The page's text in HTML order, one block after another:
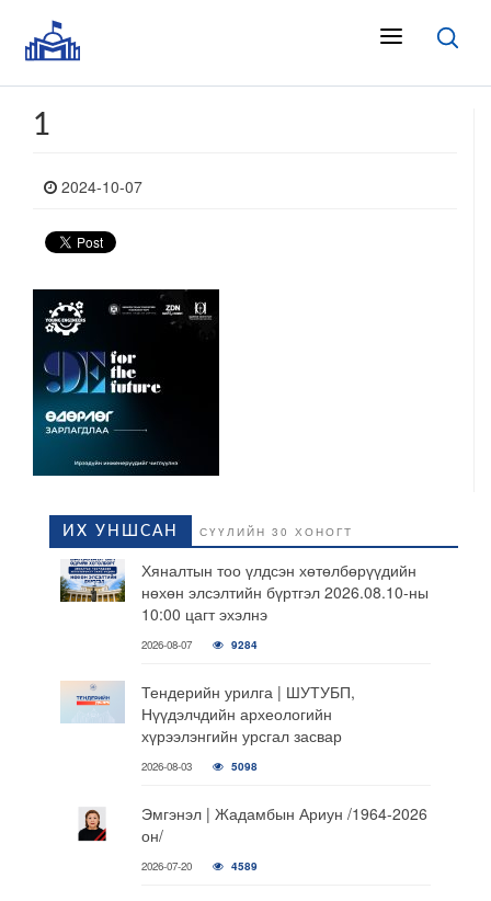
1
2024-10-07
ИХ УНШСАН СҮҮЛИЙН 30 ХОНОГТ
Хяналтын тоо үлдсэн хөтөлбөрүүдийн
нөхөн элсэлтийн бүртгэл 2026.08.10-ны
10:00 цагт эхэлнэ
2026-08-07 9284
Тендерийн урилга | ШУТУБП,
Нүүдэлчдийн археологийн
хүрээлэнгийн урсгал засвар
2026-08-03 5098
Эмгэнэл | Жадамбын Ариун /1964-2026
он/
2026-07-20 4589